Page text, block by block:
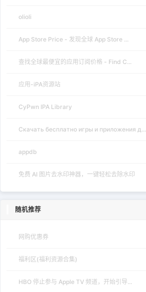
olioli
App Store Price - 发现全球 App Store ...
查找全球最便宜的应用订阅价格 - Find C...
应用-iPA资源站
CyPwn IPA Library
Скачать бесплатно игры и приложения д...
appdb
免费 AI 图片去水印神器，一键轻松去除水印
随机推荐
网购优惠券
福利区(福利资源合集)
HBO 停止参与 Apple TV 频道，开始引导...